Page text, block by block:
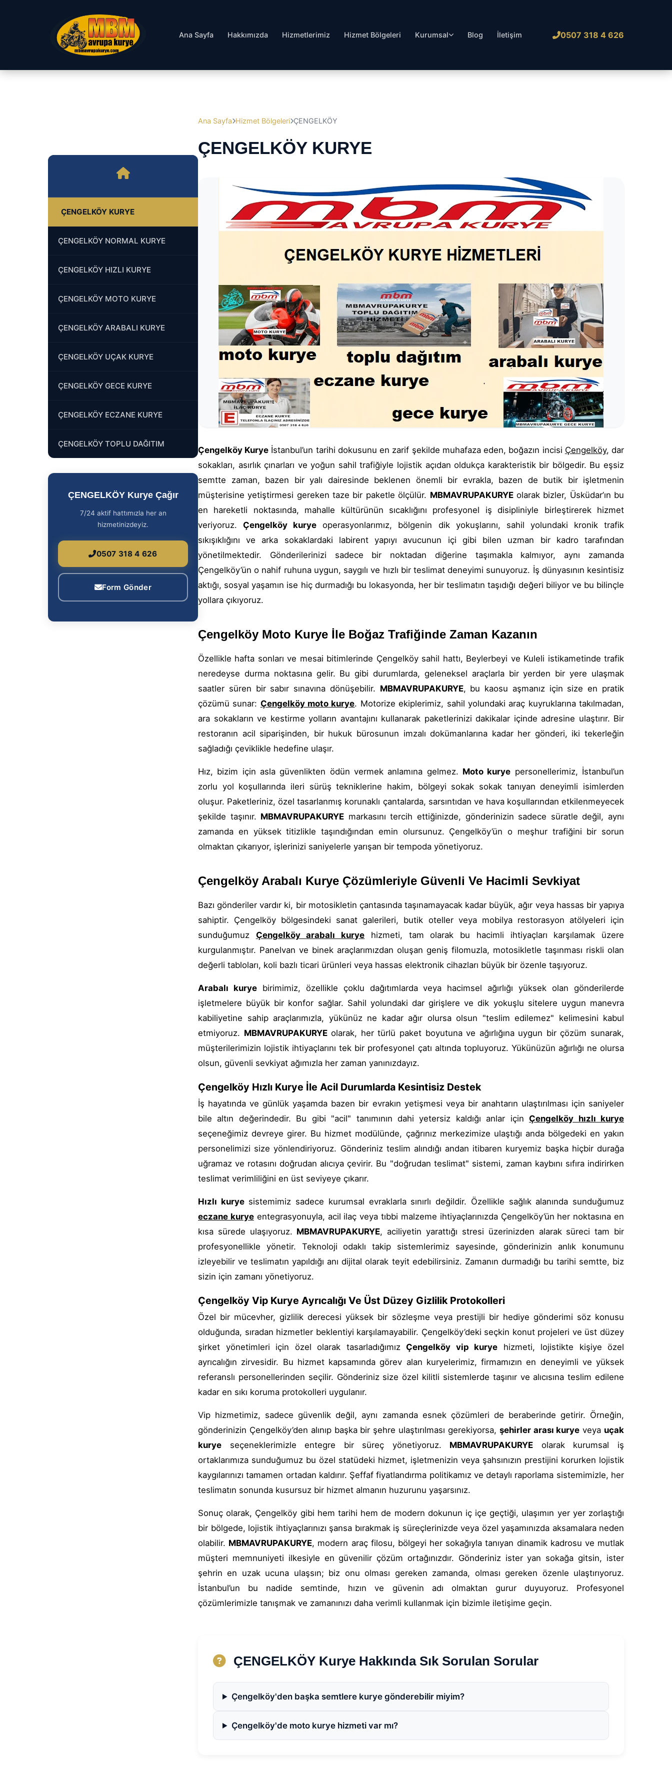
Ana Sayfa Hakkımızda Hizmetlerimiz Hizmet Bölgeleri Kurumsal Blog İletişim 0507 318 4 626
ÇENGELKÖY KURYE
ÇENGELKÖY NORMAL KURYE
ÇENGELKÖY HIZLI KURYE
ÇENGELKÖY MOTO KURYE
ÇENGELKÖY ARABALI KURYE
ÇENGELKÖY UÇAK KURYE
ÇENGELKÖY GECE KURYE
ÇENGELKÖY ECZANE KURYE
ÇENGELKÖY TOPLU DAĞITIM
ÇENGELKÖY Kurye Çağır
7/24 aktif hattımızla her an
hizmetinizdeyiz.
0507 318 4 626
Form Gönder
Ana Sayfa Hizmet Bölgeleri ÇENGELKÖY
ÇENGELKÖY KURYE
Çengelköy Kurye İstanbul’un tarihi dokusunu en zarif şekilde muhafaza eden, boğazın incisi Çengelköy, dar
sokakları, asırlık çınarları ve yoğun sahil trafiğiyle lojistik açıdan oldukça karakteristik bir bölgedir. Bu eşsiz
semtte zaman, bazen bir yalı dairesinde beklenen önemli bir evrakla, bazen de butik bir işletmenin
müşterisine yetiştirmesi gereken taze bir paketle ölçülür. MBMAVRUPAKURYEolarak bizler, Üsküdar’ın bu
en hareketli noktasında, mahalle kültürünün sıcaklığını profesyonel iş disipliniyle birleştirerek hizmet
veriyoruz. Çengelköy kurye operasyonlarımız, bölgenin dik yokuşlarını, sahil yolundaki kronik trafik
sıkışıklığını ve arka sokaklardaki labirent yapıyı avucunun içi gibi bilen uzman bir kadro tarafından
yönetilmektedir. Gönderilerinizi sadece bir noktadan diğerine taşımakla kalmıyor, aynı zamanda
Çengelköy’ün o nahif ruhuna uygun, saygılı ve hızlı bir teslimat deneyimi sunuyoruz. İş dünyasının kesintisiz
aktığı, sosyal yaşamın ise hiç durmadığı bu lokasyonda, her bir teslimatın taşıdığı değeri biliyor ve bu bilinçle
yollara çıkıyoruz.
Çengelköy Moto Kurye İle Boğaz Trafiğinde Zaman Kazanın
Özellikle hafta sonları ve mesai bitimlerinde Çengelköy sahil hattı, Beylerbeyi ve Kuleli istikametinde trafik
neredeyse durma noktasına gelir. Bu gibi durumlarda, geleneksel araçlarla bir yerden bir yere ulaşmak
saatler süren bir sabır sınavına dönüşebilir. MBMAVRUPAKURYE, bu kaosu aşmanız için size en pratik
çözümü sunar: Çengelköy moto kurye. Motorize ekiplerimiz, sahil yolundaki araç kuyruklarına takılmadan,
ara sokakların ve kestirme yolların avantajını kullanarak paketlerinizi dakikalar içinde adresine ulaştırır. Bir
restoranın acil siparişinden, bir hukuk bürosunun imzalı dokümanlarına kadar her gönderi, iki tekerleğin
sağladığı çeviklikle hedefine ulaşır.
Hız, bizim için asla güvenlikten ödün vermek anlamına gelmez. Moto kurye personellerimiz, İstanbul’un
zorlu yol koşullarında ileri sürüş tekniklerine hakim, bölgeyi sokak sokak tanıyan deneyimli isimlerden
oluşur. Paketleriniz, özel tasarlanmış korunaklı çantalarda, sarsıntıdan ve hava koşullarından etkilenmeyecek
şekilde taşınır. MBMAVRUPAKURYE markasını tercih ettiğinizde, gönderinizin sadece süratle değil, aynı
zamanda en yüksek titizlikle taşındığından emin olursunuz. Çengelköy’ün o meşhur trafiğini bir sorun
olmaktan çıkarıyor, işlerinizi saniyelerle yarışan bir tempoda yönetiyoruz.
Çengelköy Arabalı Kurye Çözümleriyle Güvenli Ve Hacimli Sevkiyat
Bazı gönderiler vardır ki, bir motosikletin çantasında taşınamayacak kadar büyük, ağır veya hassas bir yapıya
sahiptir. Çengelköy bölgesindeki sanat galerileri, butik oteller veya mobilya restorasyon atölyeleri için
sunduğumuz Çengelköy arabalı kurye hizmeti, tam olarak bu hacimli ihtiyaçları karşılamak üzere
kurgulanmıştır. Panelvan ve binek araçlarımızdan oluşan geniş filomuzla, motosikletle taşınması riskli olan
değerli tabloları, koli bazlı ticari ürünleri veya hassas elektronik cihazları büyük bir özenle taşıyoruz.
Arabalı kuryebirimimiz, özellikle çoklu dağıtımlarda veya hacimsel ağırlığı yüksek olan gönderilerde
işletmelere büyük bir konfor sağlar. Sahil yolundaki dar girişlere ve dik yokuşlu sitelere uygun manevra
kabiliyetine sahip araçlarımızla, yükünüz ne kadar ağır olursa olsun "teslim edilemez" kelimesini kabul
etmiyoruz. MBMAVRUPAKURYEolarak, her türlü paket boyutuna ve ağırlığına uygun bir çözüm sunarak,
müşterilerimizin lojistik ihtiyaçlarını tek bir profesyonel çatı altında topluyoruz. Yükünüzün ağırlığı ne olursa
olsun, güvenli sevkiyat ağımızla her zaman yanınızdayız.
Çengelköy Hızlı Kurye İle Acil Durumlarda Kesintisiz Destek
İş hayatında ve günlük yaşamda bazen bir evrakın yetişmesi veya bir anahtarın ulaştırılması için saniyeler
bile altın değerindedir. Bu gibi "acil" tanımının dahi yetersiz kaldığı anlar için Çengelköy hızlı kurye
seçeneğimiz devreye girer. Bu hizmet modülünde, çağrınız merkezimize ulaştığı anda bölgedeki en yakın
personelimizi size yönlendiriyoruz. Gönderiniz teslim alındığı andan itibaren kuryemiz başka hiçbir durağa
uğramaz ve rotasını doğrudan alıcıya çevirir. Bu "doğrudan teslimat" sistemi, zaman kaybını sıfıra indirirken
teslimat verimliliğini en üst seviyeye çıkarır.
Hızlı kuryesistemimiz sadece kurumsal evraklarla sınırlı değildir. Özellikle sağlık alanında sunduğumuz
eczane kuryeentegrasyonuyla, acil ilaç veya tıbbi malzeme ihtiyaçlarınızda Çengelköy’ün her noktasına en
kısa sürede ulaşıyoruz. MBMAVRUPAKURYE, aciliyetin yarattığı stresi üzerinizden alarak süreci tam bir
profesyonellikle yönetir. Teknoloji odaklı takip sistemlerimiz sayesinde, gönderinizin anlık konumunu
izleyebilir ve teslimatın yapıldığı anı dijital olarak teyit edebilirsiniz. Zamanın durmadığı bu tarihi semtte, biz
sizin için zamanı yönetiyoruz.
Çengelköy Vip Kurye Ayrıcalığı Ve Üst Düzey Gizlilik Protokolleri
Özel bir mücevher, gizlilik derecesi yüksek bir sözleşme veya prestijli bir hediye gönderimi söz konusu
olduğunda, sıradan hizmetler beklentiyi karşılamayabilir. Çengelköy’deki seçkin konut projeleri ve üst düzey
şirket yönetimleri için özel olarak tasarladığımız Çengelköy vip kurye hizmeti, lojistikte kişiye özel
ayrıcalığın zirvesidir. Bu hizmet kapsamında görev alan kuryelerimiz, firmamızın en deneyimli ve yüksek
referanslı personellerinden seçilir. Gönderiniz size özel kilitli sistemlerde taşınır ve alıcısına teslim edilene
kadar en sıkı koruma protokolleri uygulanır.
Vip hizmetimiz, sadece güvenlik değil, aynı zamanda esnek çözümleri de beraberinde getirir. Örneğin,
gönderinizin Çengelköy’den alınıp başka bir şehre ulaştırılması gerekiyorsa, şehirler arası kurye veya uçak
kurye seçeneklerimizle entegre bir süreç yönetiyoruz. MBMAVRUPAKURYE olarak kurumsal iş
ortaklarımıza sunduğumuz bu özel statüdeki hizmet, işletmenizin veya şahsınızın prestijini korurken lojistik
kaygılarınızı tamamen ortadan kaldırır. Şeffaf fiyatlandırma politikamız ve detaylı raporlama sistemimizle, her
teslimatın sonunda kusursuz bir hizmet almanın huzurunu yaşarsınız.
Sonuç olarak, Çengelköy gibi hem tarihi hem de modern dokunun iç içe geçtiği, ulaşımın yer yer zorlaştığı
bir bölgede, lojistik ihtiyaçlarınızı şansa bırakmak iş süreçlerinizde veya özel yaşamınızda aksamalara neden
olabilir. MBMAVRUPAKURYE, modern araç filosu, bölgeyi her sokağıyla tanıyan dinamik kadrosu ve mutlak
müşteri memnuniyeti ilkesiyle en güvenilir çözüm ortağınızdır. Gönderiniz ister yan sokağa gitsin, ister
şehrin en uzak ucuna ulaşsın; biz onu olması gereken zamanda, olması gereken özenle ulaştırıyoruz.
İstanbul’un bu nadide semtinde, hızın ve güvenin adı olmaktan gurur duyuyoruz. Profesyonel
çözümlerimizle tanışmak ve zamanınızı daha verimli kullanmak için bizimle iletişime geçin.
ÇENGELKÖY Kurye Hakkında Sık Sorulan Sorular
Çengelköy'den başka semtlere kurye gönderebilir miyim?
Çengelköy'de moto kurye hizmeti var mı?